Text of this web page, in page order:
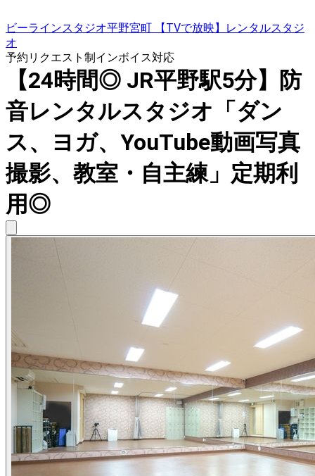
ビーラインスタジオ平野宮町 【TVで放映】レンタルスタジ
オ
予約リクエスト制インボイス対応
【24時間◎ JR平野駅5分】防
音レンタルスタジオ「ダン
ス、ヨガ、YouTube動画写真
撮影、教室・自主練」定期利
用◎